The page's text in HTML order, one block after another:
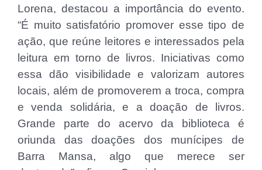
Lorena, destacou a importância do evento.
“É muito satisfatório promover esse tipo de
ação, que reúne leitores e interessados pela
leitura em torno de livros. Iniciativas como
essa dão visibilidade e valorizam autores
locais, além de promoverem a troca, compra
e venda solidária, e a doação de livros.
Grande parte do acervo da biblioteca é
oriunda das doações dos munícipes de
Barra Mansa, algo que merece ser